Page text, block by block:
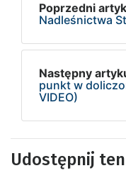
Poprzedni
Nadleśnictwa
Następny
punkt w
VIDEO)
Udostępnij